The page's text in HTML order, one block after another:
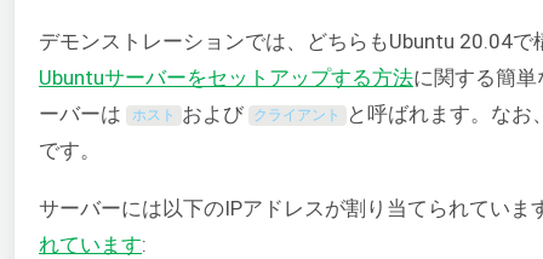
デモンストレーションでは、どちらもUbuntu 20.04
Ubuntuサーバーをセットアップする方法に関する簡
ーバーは
ホスト および クライアント
と呼ばれます。なお
です。
サーバーには以下のIPアドレスが割り当てられていま
れています: